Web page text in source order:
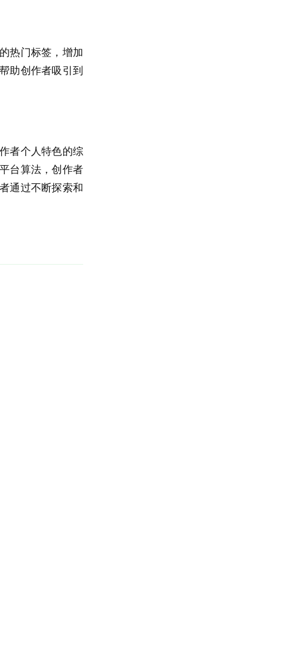
热门标签，增加
助创作者吸引到
者个人特色的综
台算法，创作者
通过不断探索和